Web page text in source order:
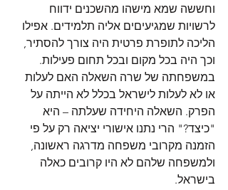
וחששה שמא מישהו מהשכנים ידווח
לרשויות שמגיעיםים אליה תלמידים. אפילו
הליכה לתופרת פרטית היה צורך להסתיר,
וכך היה בכל מקום ובכל תחום פעילות.
במשפחתה של שרה השאלה האם לעלות
או לא לעלות לישראל בכלל לא הייתה על
הפרק. השאלה היחידה שעלתה – היא
"כיצד?" הרי נתנו אישורי יציאה רק על פי
הזמנה מקרובי משפחה מדרגה ראשונה,
ולמשפחה שלהם לא היו קרובים כאלה
בישראל.